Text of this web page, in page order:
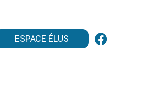
ESPACE ÉLUS